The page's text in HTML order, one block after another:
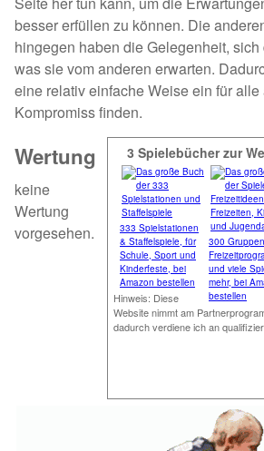
besser erfüllen zu können. Die
hingegen haben die Gelegenheit,
was sie vom anderen erwarten.
eine relativ einfache Weise ein für
Kompromiss finden.
3 Spielebücher zur
300
und viele
mehr, bei
bestellen
333 Spielstationen
& Staffelspiele, für
Schule, Sport und
Kinderfeste, bei
Amazon bestellen
Hinweis: Diese
Website nimmt am
dadurch verdiene ich an
Wertung
keine
Wertung
vorgesehen.